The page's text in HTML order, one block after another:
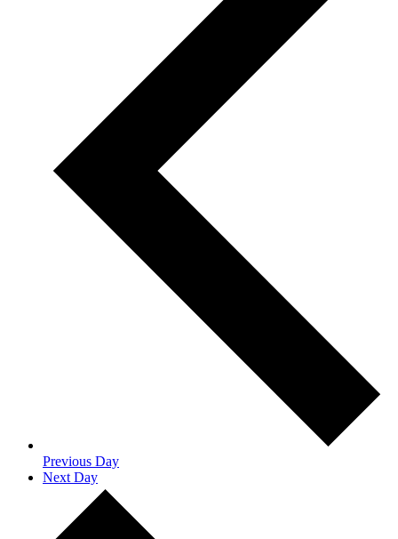
Previous Day
Next Day